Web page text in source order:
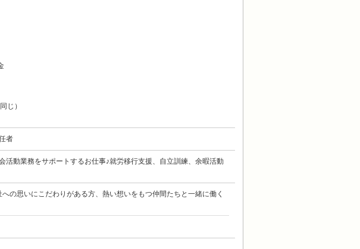
じ）
者
活動業務をサポートするお仕事♪就労移行支援、自立訓練、余暇活動
の思いにこだわりがある方、熱い想いをもつ仲間たちと一緒に働く